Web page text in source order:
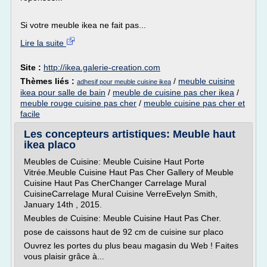
Si votre meuble ikea ne fait pas...
Lire la suite
Site : http://ikea.galerie-creation.com
Thèmes liés : adhesif pour meuble cuisine ikea / meuble cuisine
ikea pour salle de bain / meuble de cuisine pas cher ikea /
meuble rouge cuisine pas cher / meuble cuisine pas cher et
facile
Les concepteurs artistiques: Meuble haut
ikea placo
Meubles de Cuisine: Meuble Cuisine Haut Porte
Vitrée.Meuble Cuisine Haut Pas Cher Gallery of Meuble
Cuisine Haut Pas CherChanger Carrelage Mural
CuisineCarrelage Mural Cuisine VerreEvelyn Smith,
January 14th , 2015.
Meubles de Cuisine: Meuble Cuisine Haut Pas Cher.
pose de caissons haut de 92 cm de cuisine sur placo
Ouvrez les portes du plus beau magasin du Web ! Faites
vous plaisir grâce à...